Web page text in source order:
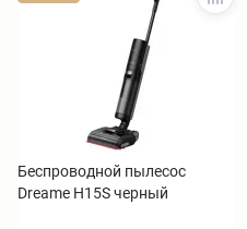
Беспроводной пылесос
Dreame H15S черный